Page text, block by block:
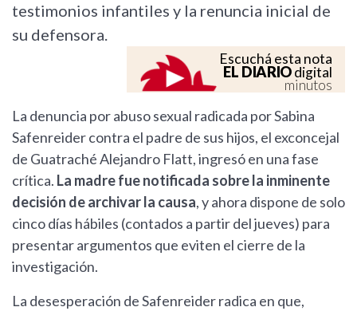
testimonios infantiles y la renuncia inicial de
su defensora.
Escuchá esta nota
EL DIARIOdigital
minutos
La denuncia por abuso sexual radicada por Sabina
Safenreider contra el padre de sus hijos, el exconcejal
de Guatraché Alejandro Flatt, ingresó en una fase
crítica. La madre fue notificada sobre la inminente
decisión de archivar la causa, y ahora dispone de solo
cinco días hábiles (contados a partir del jueves) para
presentar argumentos que eviten el cierre de la
investigación.
La desesperación de Safenreider radica en que,